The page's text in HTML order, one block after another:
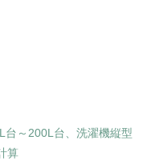
～200L台、洗濯機縦型
算